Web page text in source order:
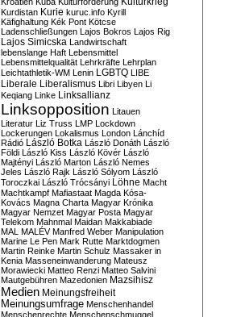
Kurdistan Kurie kuruc.info Kyrill
Käfighaltung Kék Pont Kötcse
Ladenschließungen Lajos Bokros Lajos Rig
Lajos Simicska Landwirtschaft
lebenslange Haft Lebensmittel
Lebensmittelqualität Lehrkräfte Lehrplan
Leichtathletik-WM Lenin LGBTQ LIBE
Liberale Liberalismus Libri Libyen Li
Keqiang Linke Linksallianz
Linksopposition Litauen
Literatur Liz Truss LMP Lockdown
Lockerungen Lokalismus London Lánchíd
Rádió
László Botka László Donáth László
Földi László Kiss László Kövér László
Majtényi László Marton László Nemes
Jeles László Rajk László Sólyom László
Toroczkai László Trócsányi Löhne Macht
Machtkampf Mafiastaat Magda Kósa-
Kovács Magna Charta Magyar Krónika
Magyar Nemzet Magyar Posta Magyar
Telekom Mahnmal Maidan Makkabiade
MAL MALÉV Manfred Weber Manipulation
Marine Le Pen Mark Rutte Marktdogmen
Martin Reinke Martin Schulz Massaker in
Kenia Masseneinwanderung Mateusz
Morawiecki Matteo Renzi Matteo Salvini
Mautgebühren Mazedonien Mazsihisz
Medien Meinungsfreiheit
Meinungsumfrage Menschenhandel
Menschenrechte Menschenschmuggel